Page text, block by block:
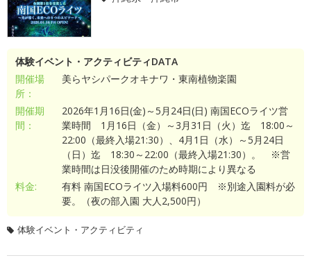
体験イベント・アクティビティDATA
開催場
所：
美らヤシパークオキナワ・東南植物楽園
開催期
間：
2026年1月16日(金)～5月24日(日) 南国ECOライツ営
業時間 1月16日（金）～3月31日（火）迄 18:00～
22:00（最終入場21:30）、4月1日（水）～5月24日
（日）迄 18:30～22:00（最終入場21:30）。 ※営
業時間は日没後開催のため時期により異なる
料金:
有料 南国ECOライツ入場料600円 ※別途入園料が必
要。（夜の部入園 大人2,500円）
体験イベント・アクティビティ